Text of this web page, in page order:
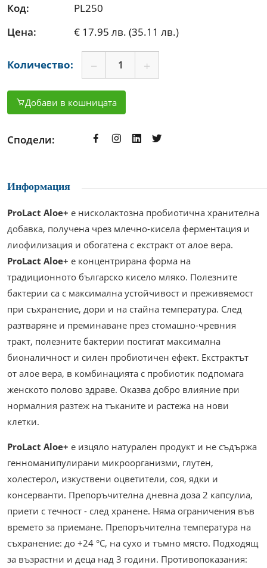
Код:
PL250
Цена:
€ 17.95 лв. (35.11 лв.)
Количество:
Добави в кошницата
Сподели:
Информация
ProLact Aloe+ е нисколактозна пробиотична хранителна
добавка, получена чрез млечно-кисела ферментация и
лиофилизация и обогатена с екстракт от алое вера.
ProLact Aloe+ е концентрирана форма на
традиционното българско кисело мляко. Полезните
бактерии са с максимална устойчивост и преживяемост
при съхранение, дори и на стайна температура. След
разтваряне и преминаване през стомашно-чревния
тракт, полезните бактерии постигат максимална
бионаличност и силен пробиотичен ефект. Екстрактът
от алое вера, в комбинацията с пробиотик подпомага
женското полово здраве. Оказва добро влияние при
нормалния разтеж на тъканите и растежа на нови
клетки.
ProLact Aloe+ е изцяло натурален продукт и не съдържа
генноманипулирани микроорганизми, глутен,
холестерол, изкуствени оцветители, соя, ядки и
консерванти. Препоръчителна дневна доза 2 капсулиа,
приети с течност - след хранене. Няма ограничения във
времето за приемане. Препоръчителна температура на
съхранение: до +24 °С, на сухо и тъмно място. Подходящ
за възрастни и деца над 3 години. Противопоказания: